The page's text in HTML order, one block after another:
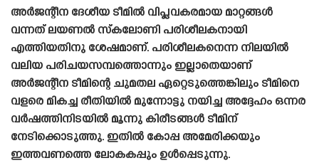
അർജന്റീന ദേശീയ ടീമിൽ വിപ്ലവകരമായ മാറ്റങ്ങൾ
വന്നത് ലയണൽ സ്‌കലോണി പരിശീലകനായി
എത്തിയതിനു ശേഷമാണ്. പരിശീലകനെന്ന നിലയിൽ
വലിയ പരിചയസമ്പത്തൊന്നും ഇല്ലാതെയാണ്
അർജന്റീന ടീമിന്റെ ചുമതല ഏറ്റെടുത്തെങ്കിലും ടീമിനെ
വളരെ മികച്ച രീതിയിൽ മുന്നോട്ടു നയിച്ച അദ്ദേഹം ഒന്നര
വർഷത്തിനിടയിൽ മൂന്നു കിരീടങ്ങൾ ടീമിന്
നേടിക്കൊടുത്തു. ഇതിൽ കോപ്പ അമേരിക്കയും
ഇത്തവണത്തെ ലോകകപ്പും ഉൾപ്പെടുന്നു.